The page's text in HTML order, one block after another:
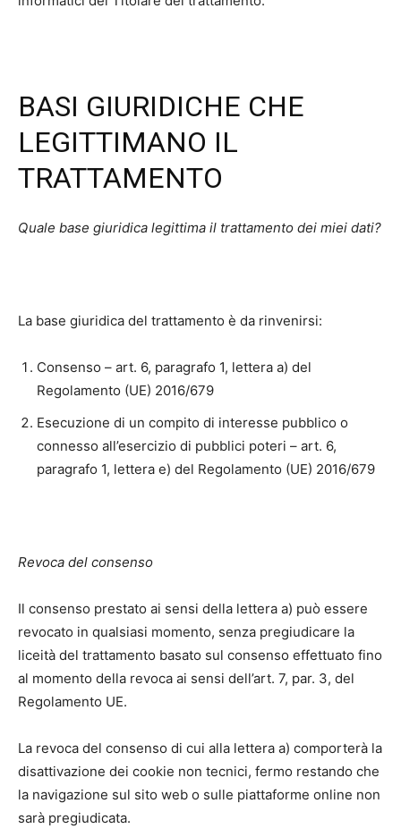
BASI GIURIDICHE CHE
LEGITTIMANO IL
TRATTAMENTO
Quale base giuridica legittima il trattamento dei miei dati?
La base giuridica del trattamento è da rinvenirsi:
Consenso – art. 6, paragrafo 1, lettera a) del
Regolamento (UE) 2016/679
Esecuzione di un compito di interesse pubblico o
connesso all’esercizio di pubblici poteri – art. 6,
paragrafo 1, lettera e) del Regolamento (UE) 2016/679
Revoca del consenso
Il consenso prestato ai sensi della lettera a) può essere
revocato in qualsiasi momento, senza pregiudicare la
liceità del trattamento basato sul consenso effettuato fino
al momento della revoca ai sensi dell’art. 7, par. 3, del
Regolamento UE.
La revoca del consenso di cui alla lettera a) comporterà la
disattivazione dei cookie non tecnici, fermo restando che
la navigazione sul sito web o sulle piattaforme online non
sarà pregiudicata.